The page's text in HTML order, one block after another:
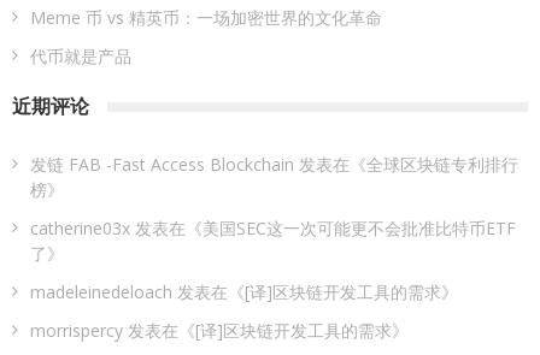
Meme 币 vs 精英币：一场加密世界的文化革命
代币就是产品
近期评论
发链 FAB -Fast Access Blockchain 发表在《全球区块链专利排行
榜》
catherine03x 发表在《美国SEC这一次可能更不会批准比特币ETF
了》
madeleinedeloach 发表在《[译]区块链开发工具的需求》
morrispercy 发表在《[译]区块链开发工具的需求》